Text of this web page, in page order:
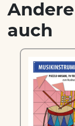
auch